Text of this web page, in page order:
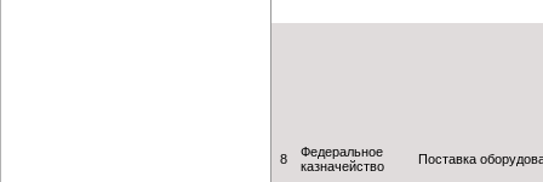
8
Федеральное
казначейство
Поставка